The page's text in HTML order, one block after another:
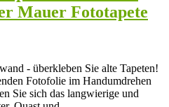
Mauer Fototapete
- überkleben Sie alte Tapeten!
Fotofolie im Handumdrehen
Sie sich das langwierige und